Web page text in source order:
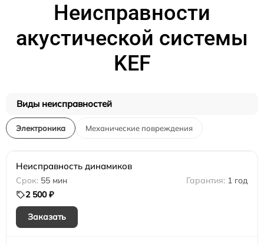
Неисправности
акустической системы
KEF
Виды неисправностей
Электроника Механические повреждения
Неисправность динамиков
55 мин
1 год
2 500 ₽
Заказать